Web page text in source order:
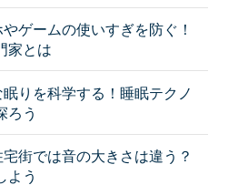
ゲームの使いすぎを防ぐ！
家とは
りを科学する！睡眠テクノ
ろう
街では音の大きさは違う？
よう